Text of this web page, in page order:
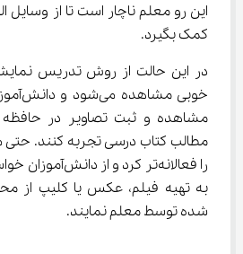
این رو معلم ناچار است تا از وسایل
کمک بگیرد.
در این حالت از روش تدریس
مشاهده و ثبت تصاویر در حافظه
را فعالانه‌تر کرد
به تهیه فیلم، عکس یا کلیپ از
شده توسط معلم نمایند.